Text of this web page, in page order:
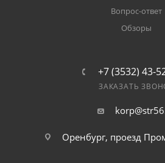
Вопрос-ответ
Обзоры
+7 (3532) 43-
ЗАКАЗАТЬ
Оренбург, проезд